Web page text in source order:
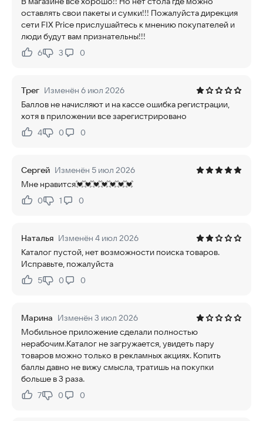
оставлять свои пакеты и сумки!!! Пожалуйста дирекция
сети FIX Price прислушайтесь к мнению покупателей и
люди будут вам признательны!!!
Нравится:
6Не нравится:
3 0
Трег Изменён 6 июл 2026
Баллов не начисляют и на кассе ошибка регистрации,
хотя в приложении все зарегистрировано
Нравится:
4Не нравится:
0 0
Сергей Изменён 5 июл 2026
Мне нравится💓💓💓💓💓💓💓
Нравится:
0Не нравится:
1 0
Наталья Изменён 4 июл 2026
Каталог пустой, нет возможности поиска товаров.
Исправьте, пожалуйста
Нравится:
5Не нравится:
0 0
Марина Изменён 3 июл 2026
Мобильное приложение сделали полностью
нерабочим.Каталог не загружается, увидеть пару
товаров можно только в рекламных акциях. Копить
баллы давно не вижу смысла, тратишь на покупки
больше в 3 раза.
Нравится:
7Не нравится:
0 0